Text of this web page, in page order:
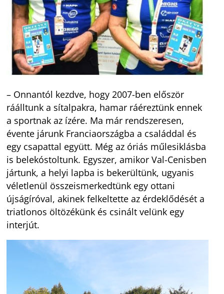
– Onnantól kezdve, hogy 2007-ben először
ráálltunk a sítalpakra, hamar ráéreztünk ennek
a sportnak az ízére. Ma már rendszeresen,
évente járunk Franciaországba a családdal és
egy csapattal együtt. Még az óriás műlesiklásba
is belekóstoltunk. Egyszer, amikor Val-Cenisben
jártunk, a helyi lapba is bekerültünk, ugyanis
véletlenül összeismerkedtünk egy ottani
újságíróval, akinek felkeltette az érdeklődését a
triatlonos öltözékünk és csinált velünk egy
interjút.